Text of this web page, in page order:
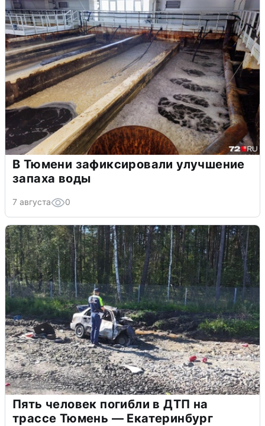
В Тюмени зафиксировали улучшение
запаха воды
7 августа 0
Пять человек погибли в ДТП на
трассе Тюмень — Екатеринбург